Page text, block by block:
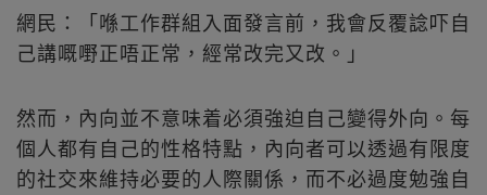
網民：「喺工作群組入面發言前，我會反覆諗吓自
己講嘅嘢正唔正常，經常改完又改。」
然而，內向並不意味着必須強迫自己變得外向。每
個人都有自己的性格特點，內向者可以透過有限度
的社交來維持必要的人際關係，而不必過度勉強自